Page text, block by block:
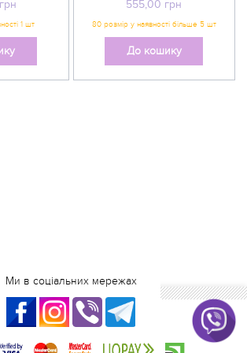
грн 555,00 грн
До кошику
Ми в соціальних мережах